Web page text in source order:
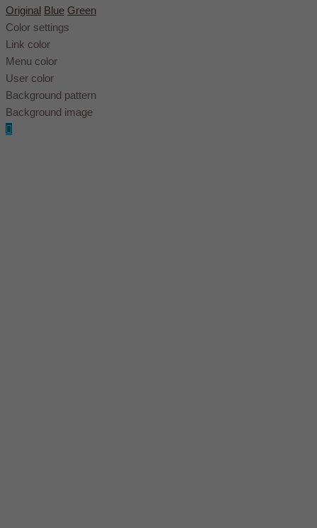
Original Blue Green
Color settings
Link color
Menu color
User color
Background pattern
Background image